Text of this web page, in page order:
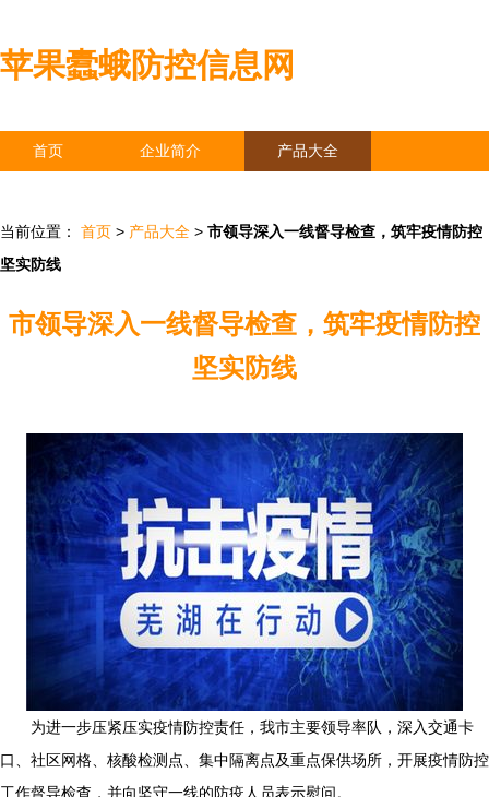
苹果蠹蛾防控信息网
首页 企业简介 产品大全
当前位置： 首页 > 产品大全 > 市领导深入一线督导检查，筑牢疫情防控
坚实防线
市领导深入一线督导检查，筑牢疫情防控
坚实防线
为进一步压紧压实疫情防控责任，我市主要领导率队，深入交通卡
口、社区网格、核酸检测点、集中隔离点及重点保供场所，开展疫情防控
工作督导检查，并向坚守一线的防疫人员表示慰问。